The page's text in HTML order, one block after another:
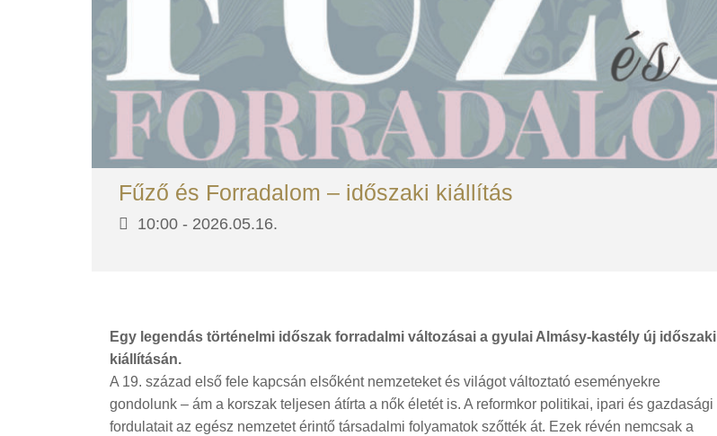
Fűző és Forradalom – időszaki kiállítás
10:00 - 2026.05.16.
Egy legendás történelmi időszak forradalmi változásai a gyulai Almásy-kastély új időszaki
kiállításán.
A 19. század első fele kapcsán elsőként nemzeteket és világot változtató eseményekre
gondolunk – ám a korszak teljesen átírta a nők életét is. A reformkor politikai, ipari és gazdasági
fordulatait az egész nemzetet érintő társadalmi folyamatok szőtték át. Ezek révén nemcsak a